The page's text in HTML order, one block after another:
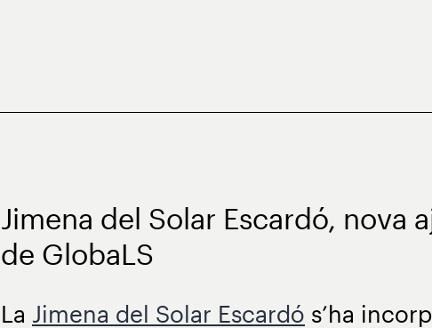
Jimena del Solar Escardó, nova
de GlobaLS
La Jimena del Solar Escardó s’ha